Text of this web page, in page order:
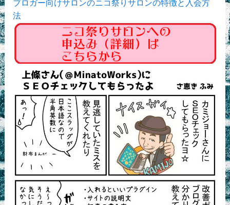
ブロガー向けサロンのニコ祭りサロンの特徴と入会方
法